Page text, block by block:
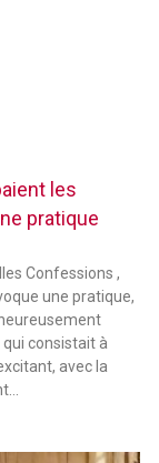
les
pratique
Confessions ,
une pratique,
consistait à
avec la